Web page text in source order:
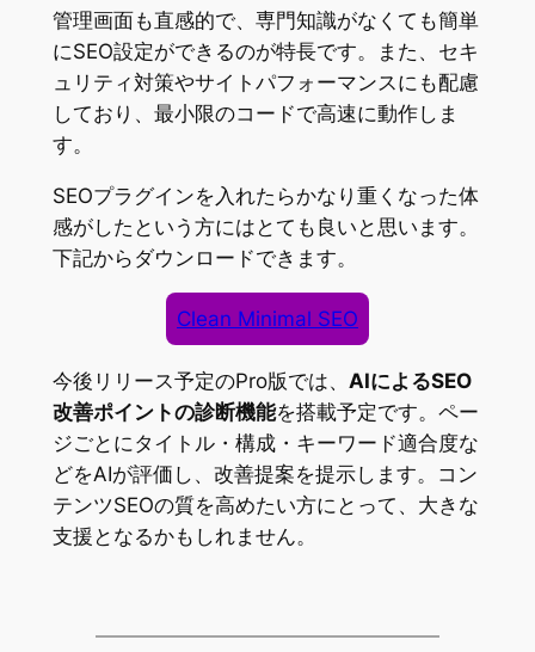
管理画面も直感的で、専門知識がなくても簡単
にSEO設定ができるのが特長です。また、セキ
ュリティ対策やサイトパフォーマンスにも配慮
しており、最小限のコードで高速に動作しま
す。
SEOプラグインを入れたらかなり重くなった体
感がしたという方にはとても良いと思います。
下記からダウンロードできます。
Clean Minimal SEO
今後リリース予定のPro版では、 AIによるSEO
改善ポイントの診断機能を搭載予定です。ペー
ジごとにタイトル・構成・キーワード適合度な
どをAIが評価し、改善提案を提示します。コン
テンツSEOの質を高めたい方にとって、大きな
支援となるかもしれません。